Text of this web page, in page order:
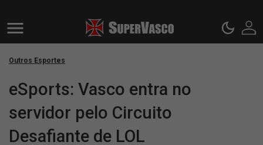
Outros Esportes
eSports: Vasco entra no
servidor pelo Circuito
Desafiante de LOL